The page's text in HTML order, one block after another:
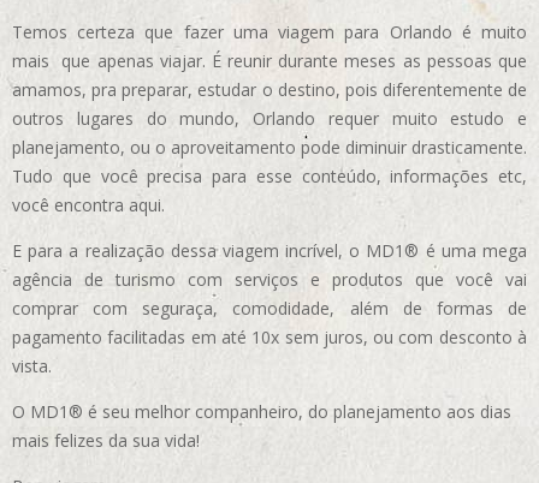
Temos certeza que fazer uma viagem para Orlando é muito
mais que apenas viajar. É reunir durante meses as pessoas que
amamos, pra preparar, estudar o destino, pois diferentemente de
outros lugares do mundo, Orlando requer muito estudo e
planejamento, ou o aproveitamento pode diminuir drasticamente.
Tudo que você precisa para esse conteúdo, informações etc,
você encontra aqui.
E para a realização dessa viagem incrível, o MD1® é uma mega
agência de turismo com serviços e produtos que você vai
comprar com seguraça, comodidade, além de formas de
pagamento facilitadas em até 10x sem juros, ou com desconto à
vista.
O MD1® é seu melhor companheiro, do planejamento aos dias
mais felizes da sua vida!